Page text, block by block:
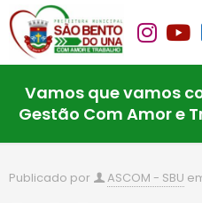
Vamos que vamos
Gestão Com Amor e
Publicado por ASCOM - SBU